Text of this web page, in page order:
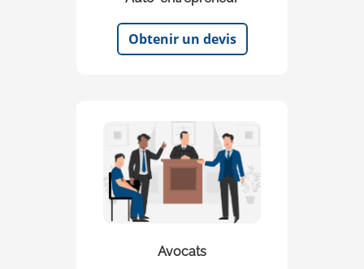
Obtenir un devis
Avocats